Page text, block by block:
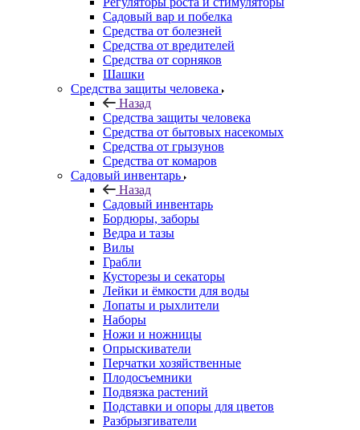
Садовый вар и побелка
Средства от болезней
Средства от вредителей
Средства от сорняков
Шашки
Средства защиты человека
Назад
Средства защиты человека
Средства от бытовых насекомых
Средства от грызунов
Средства от комаров
Садовый инвентарь
Назад
Садовый инвентарь
Бордюры, заборы
Ведра и тазы
Вилы
Грабли
Кусторезы и секаторы
Лейки и ёмкости для воды
Лопаты и рыхлители
Наборы
Ножи и ножницы
Опрыскиватели
Перчатки хозяйственные
Плодосъемники
Подвязка растений
Подставки и опоры для цветов
Разбрызгиватели